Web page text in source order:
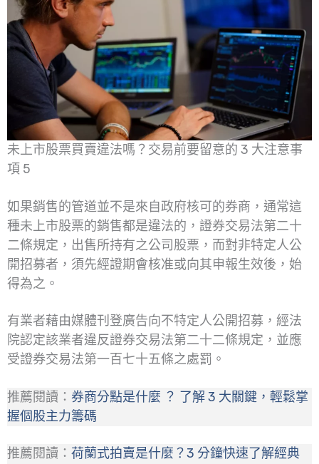
未上市股票買賣違法嗎？交易前要留意的 3 大注意事
項 5
如果銷售的管道並不是來自政府核可的券商，通常這
種未上市股票的銷售都是違法的，證券交易法第二十
二條規定，出售所持有之公司股票，而對非特定人公
開招募者，須先經證期會核准或向其申報生效後，始
得為之。
有業者藉由媒體刊登廣告向不特定人公開招募，經法
院認定該業者違反證券交易法第二十二條規定，並應
受證券交易法第一百七十五條之處罰。
推薦閱讀： 券商分點是什麼 ？ 了解 3 大關鍵，輕鬆掌
握個股主力籌碼
推薦閱讀： 荷蘭式拍賣是什麼 ？3 分鐘快速了解經典